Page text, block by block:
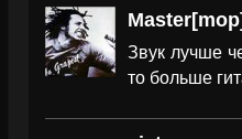
Master[mop]
Звук лучше
то больше